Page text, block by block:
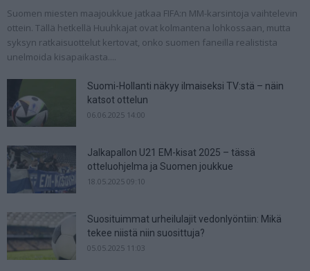
Suomen miesten maajoukkue jatkaa FIFA:n MM-karsintoja vaihtelevin
ottein. Tällä hetkellä Huuhkajat ovat kolmantena lohkossaan, mutta
syksyn ratkaisuottelut kertovat, onko suomen faneilla realistista
unelmoida kisapaikasta....
Suomi-Hollanti näkyy ilmaiseksi TV:stä – näin
katsot ottelun
06.06.2025 14:00
Jalkapallon U21 EM-kisat 2025 – tässä
otteluohjelma ja Suomen joukkue
18.05.2025 09:10
Suosituimmat urheilulajit vedonlyöntiin: Mikä
tekee niistä niin suosittuja?
05.05.2025 11:03